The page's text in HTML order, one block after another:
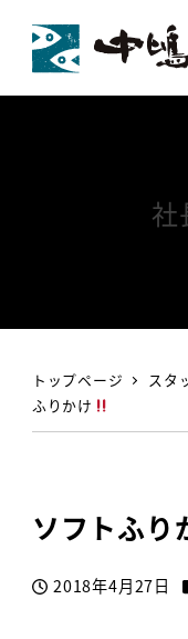
トップページ スタ
ふりかけ
ソフトふり
投稿日
2018年4月27日
社